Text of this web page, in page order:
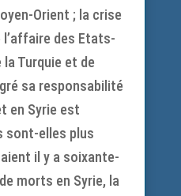
Orient ; la crise
l’affaire des Etats-
la Turquie et de
sa responsabilité
en Syrie est
sont-elles plus
il y a soixante-
morts en Syrie, la